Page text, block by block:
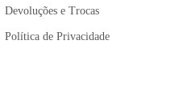
Devoluções e Trocas
Política de Privacidade